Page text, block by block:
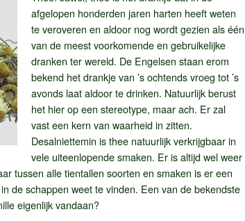
afgelopen honderden jaren harten heeft weten
te veroveren en aldoor nog wordt gezien als één
van de meest voorkomende en gebruikelijke
dranken ter wereld. De Engelsen staan erom
bekend het drankje van ’s ochtends vroeg tot ’s
avonds laat aldoor te drinken. Natuurlijk berust
het hier op een stereotype, maar ach. Er zal
vast een kern van waarheid in zitten.
Desalniettemin is thee natuurlijk verkrijgbaar in
vele uiteenlopende smaken. Er is altijd wel weer
tussen alle tientallen soorten en smaken is er een
de schappen weet te vinden. Een van de bekendste
eigenlijk vandaan?